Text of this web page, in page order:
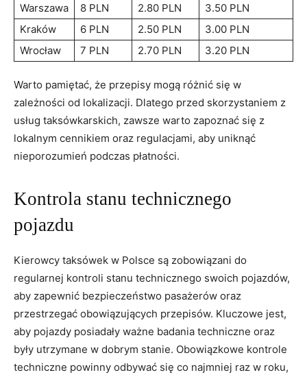
Warszawa
8 PLN 2.80 PLN
3.50 PLN
Kraków
6 PLN 2.50 PLN
3.00 PLN
Wrocław
7 PLN 2.70 PLN 3.20 PLN
Warto pamiętać, że przepisy mogą różnić się w
zależności od lokalizacji. Dlatego przed skorzystaniem z
usług taksówkarskich, zawsze warto zapoznać się z
lokalnym cennikiem oraz regulacjami, aby uniknąć
nieporozumień podczas płatności.
Kontrola stanu technicznego
pojazdu
Kierowcy taksówek w Polsce są zobowiązani do
regularnej kontroli stanu technicznego swoich pojazdów,
aby zapewnić bezpieczeństwo pasażerów oraz
przestrzegać obowiązujących przepisów. Kluczowe jest,
aby pojazdy posiadały ważne badania techniczne oraz
były utrzymane w dobrym stanie. Obowiązkowe kontrole
techniczne powinny odbywać się co najmniej raz w roku,